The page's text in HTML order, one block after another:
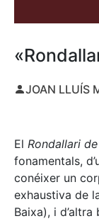
JOAN LLUÍS
El Rondallari
fonamentals,
conéixer un
exhaustiva de
Baixa), i